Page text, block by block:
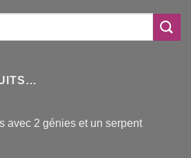
avec 2 génies et un serpent